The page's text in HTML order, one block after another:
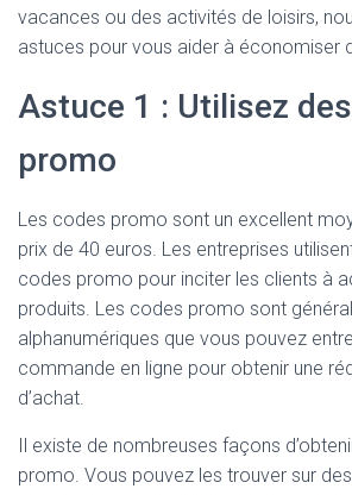
vacances ou des activités de loisirs,
astuces pour vous aider à économiser
Astuce 1 : Utilisez
promo
Les codes promo sont un excellent
prix de 40 euros. Les entreprises
codes promo pour inciter les clients à
produits. Les codes promo sont
alphanumériques que vous pouvez
commande en ligne pour obtenir une
d’achat.
Il existe de nombreuses façons
promo. Vous pouvez les trouver sur